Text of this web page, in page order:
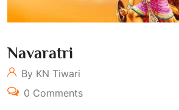
Navaratri
By KN Tiwari
0 Comments